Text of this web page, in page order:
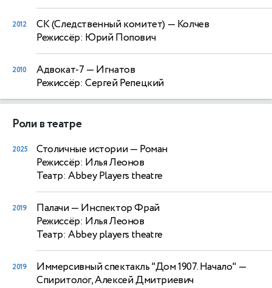
2012 СК (Следственный комитет) — Колчев
Режиссёр: Юрий Попович
2010 Адвокат-7 — Игнатов
Режиссёр: Сергей Репецкий
Роли в театре
2025 Столичные истории— Роман
Режиссёр: Илья Леонов
Театр: Abbey Players theatre
2019 Палачи— Инспектор Фрай
Режиссёр: Илья Леонов
Театр: Abbey players theatre
2019 Иммерсивный спектакль "Дом 1907. Начало" —
Спиритолог, Алексей Дмитриевич